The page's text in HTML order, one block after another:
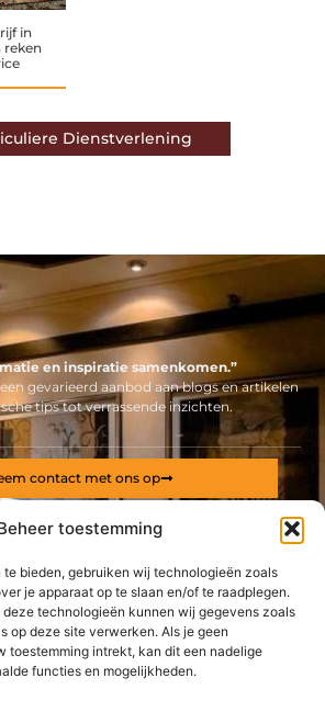
toestemming
te bieden, gebruiken wij technologieën zoals
je apparaat op te slaan en/of te raadplegen.
deze technologieën kunnen wij gegevens zoals
op deze site verwerken. Als je geen
toestemming intrekt, kan dit een nadelige
functies en mogelijkheden.
in
reken
Dienstverlening
en inspiratie samenkomen.”
gevarieerd aanbod aan blogs en artikelen
tips tot verrassende inzichten.
op een rij
mooie PET flessen presenteren?
in Antwerpen
contact met ons op